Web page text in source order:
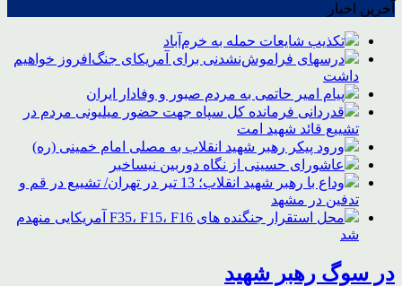
آخرین اخبار
تکذیب شایعات حمله به خرم‌آباد
درسهای فراموش‌نشدنی برای آمریکای جنگ‌افروز خواهیم
داشت
پیام امیر حاتمی به مردم صبور و وفادار ایران
قدردانی فرمانده کل سپاه جهت حضور میلیونی مردم در
تشییع قائد شهید امت
ورود پیکر رهبر شهید انقلاب به مصلی امام خمینی (ره)
عاشورای حسینی از نگاه دوربین نیساخبر
وداع با رهبر شهید انقلاب؛ 13 تیر در تهران/ تشییع در قم و
تدفین در مشهد
محل استقرار جنگنده های F35، F15، F16 آمریکایی منهدم
شد
در سوگ رهبر شهید